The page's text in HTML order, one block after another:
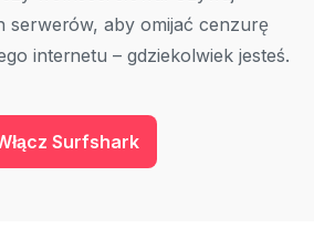
serwerów, aby omijać cenzurę
internetu – gdziekolwiek jesteś.
Surfshark